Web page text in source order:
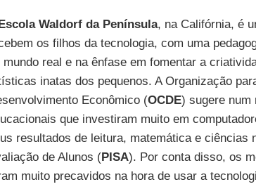
Waldorf da Península, na Califórnia, é
os filhos da tecnologia, com uma
mundo real e na ênfase em fomentar a
inatas dos pequenos. A Organização
Econômico (OCDE) sugere num
que investiram muito em
resultados de leitura, matemática e ciências
de Alunos (PISA). Por conta disso, os
muito precavidos na hora de usar a